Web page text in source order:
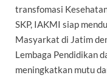
transfomasi
SKP, IAKMI siap
Masyarkat di Jatim
Lembaga Pendidikan
meningkatkan mutu